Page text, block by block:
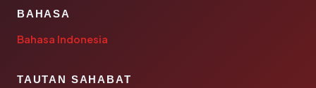
BAHASA
Bahasa Indonesia
TAUTAN SAHABAT